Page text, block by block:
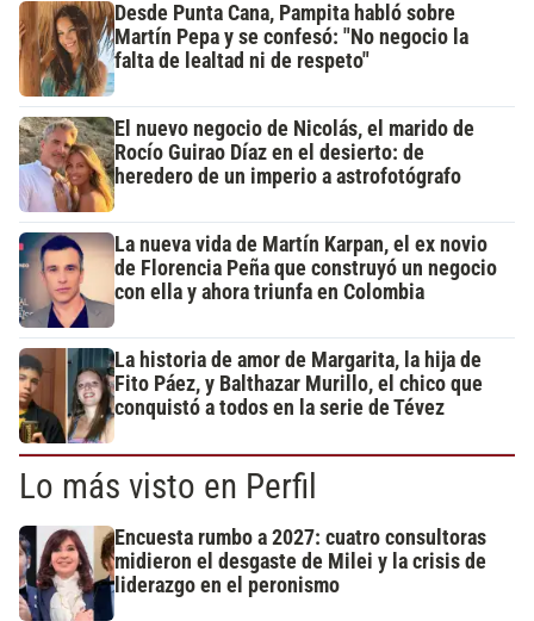
Desde Punta Cana, Pampita habló sobre
Martín Pepa y se confesó: "No negocio la
falta de lealtad ni de respeto"
El nuevo negocio de Nicolás, el marido de
Rocío Guirao Díaz en el desierto: de
heredero de un imperio a astrofotógrafo
La nueva vida de Martín Karpan, el ex novio
de Florencia Peña que construyó un negocio
con ella y ahora triunfa en Colombia
La historia de amor de Margarita, la hija de
Fito Páez, y Balthazar Murillo, el chico que
conquistó a todos en la serie de Tévez
Lo más visto en Perfil
Encuesta rumbo a 2027: cuatro consultoras
midieron el desgaste de Milei y la crisis de
liderazgo en el peronismo